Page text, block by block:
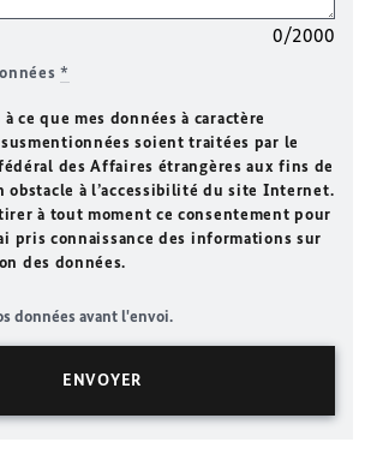
0/2000
*
à ce que mes données à caractère
soient traitées par le
des Affaires étrangères aux fins de
obstacle à l’accessibilité du site Internet.
à tout moment ce consentement pour
pris connaissance des informations sur
des données.
données avant l'envoi.